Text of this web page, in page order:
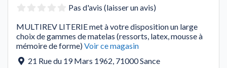
Pas d'avis (laisser un avis)
MULTIREV LITERIE met à votre disposition un large
choix de gammes de matelas (ressorts, latex, mousse à
mémoire de forme)Voir ce magasin
21 Rue du 19 Mars 1962, 71000Sance